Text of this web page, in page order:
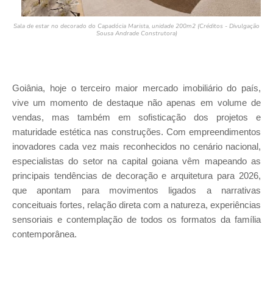
Sala de estar no decorado do Capadócia Marista, unidade 200m2 (Créditos - Divulgação
Sousa Andrade Construtora)
Goiânia, hoje o terceiro maior mercado imobiliário do país,
vive um momento de destaque não apenas em volume de
vendas, mas também em sofisticação dos projetos e
maturidade estética nas construções. Com empreendimentos
inovadores cada vez mais reconhecidos no cenário nacional,
especialistas do setor na capital goiana vêm mapeando as
principais tendências de decoração e arquitetura para 2026,
que apontam para movimentos ligados a narrativas
conceituais fortes, relação direta com a natureza, experiências
sensoriais e contemplação de todos os formatos da família
contemporânea.